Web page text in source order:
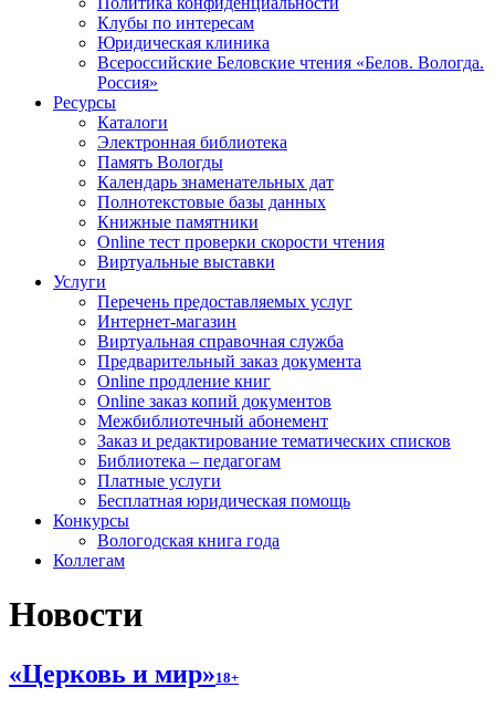
Клубы по интересам
Юридическая клиника
Всероссийские Беловские чтения «Белов. Вологда.
Россия»
Ресурсы
Каталоги
Электронная библиотека
Память Вологды
Календарь знаменательных дат
Полнотекстовые базы данных
Книжные памятники
Online тест проверки скорости чтения
Виртуальные выставки
Услуги
Перечень предоставляемых услуг
Интернет-магазин
Виртуальная справочная служба
Предварительный заказ документа
Online продление книг
Online заказ копий документов
Межбиблиотечный абонемент
Заказ и редактирование тематических списков
Библиотека – педагогам
Платные услуги
Бесплатная юридическая помощь
Конкурсы
Вологодская книга года
Коллегам
Новости
«Церковь и мир»18+